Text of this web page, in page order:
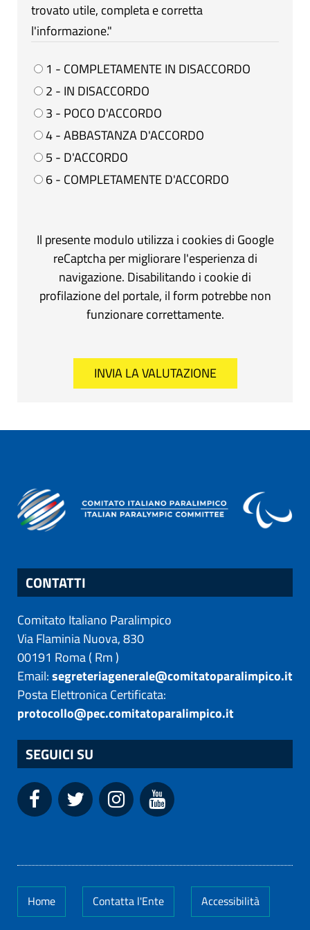
trovato utile, completa e corretta
l'informazione."
1 - COMPLETAMENTE IN DISACCORDO
2 - IN DISACCORDO
3 - POCO D'ACCORDO
4 - ABBASTANZA D'ACCORDO
5 - D'ACCORDO
6 - COMPLETAMENTE D'ACCORDO
Il presente modulo utilizza i cookies di Google
reCaptcha per migliorare l'esperienza di
navigazione. Disabilitando i cookie di
profilazione del portale, il form potrebbe non
funzionare correttamente.
CONTATTI
Comitato Italiano Paralimpico
Via Flaminia Nuova, 830
00191 Roma( Rm)
Email:segreteriagenerale@comitatoparalimpico.it
Posta Elettronica Certificata:
protocollo@pec.comitatoparalimpico.it
SEGUICI SU
Home Contatta l'Ente Accessibilità